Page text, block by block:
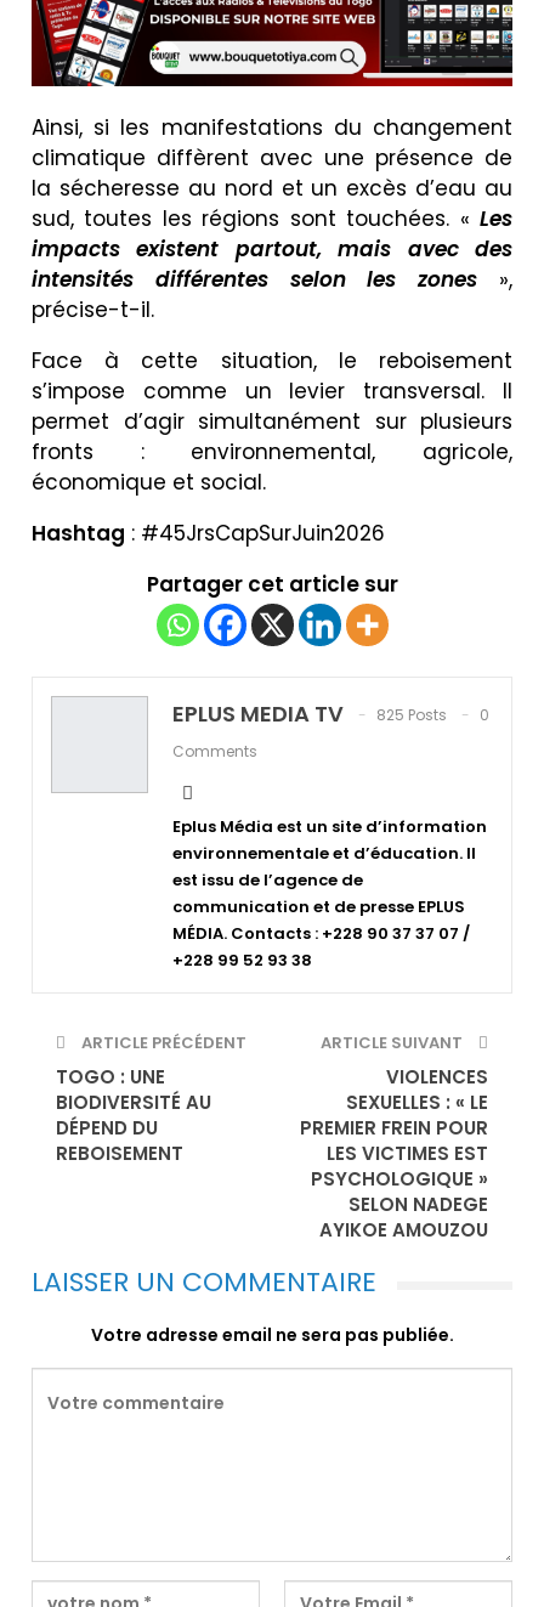
Ainsi, si les manifestations du changement
climatique diffèrent avec une présence de
la sécheresse au nord et un excès d’eau au
sud, toutes les régions sont touchées. « Les
impacts existent partout, mais avec des
intensités différentes selon les zones »,
précise-t-il.
Face à cette situation, le reboisement
s’impose comme un levier transversal. Il
permet d’agir simultanément sur plusieurs
fronts : environnemental, agricole,
économique et social.
Hashtag : #45JrsCapSurJuin2026
Partager cet article sur
EPLUS MEDIA TV 825 Posts
0
Comments
Eplus Média est un site d’information
environnementale et d’éducation. Il
est issu de l’agence de
communication et de presse EPLUS
MÉDIA. Contacts : +228 90 37 37 07 /
+228 99 52 93 38
ARTICLE PRÉCÉDENT
TOGO : UNE
BIODIVERSITÉ AU
DÉPEND DU
REBOISEMENT
ARTICLE SUIVANT
VIOLENCES
SEXUELLES : « LE
PREMIER FREIN POUR
LES VICTIMES EST
PSYCHOLOGIQUE »
SELON NADEGE
AYIKOE AMOUZOU
LAISSER UN COMMENTAIRE
Votre adresse email ne sera pas publiée.